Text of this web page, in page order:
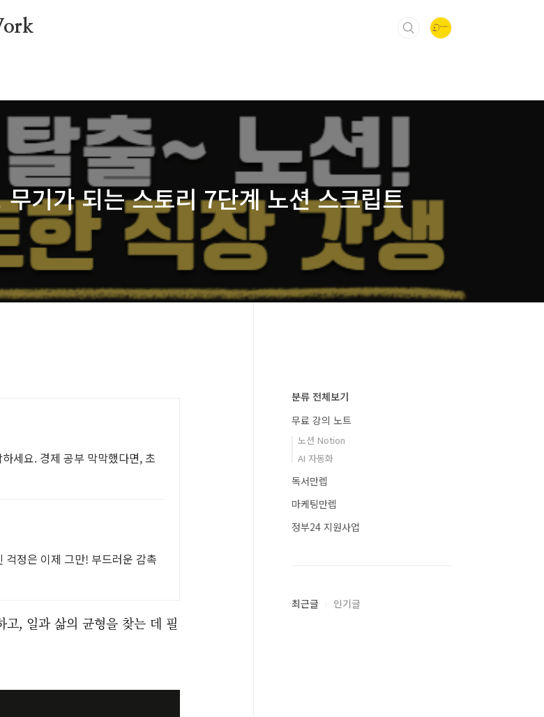
기가 되는 스토리 7단계 노션 스크립트
세요. 경제 공부 막막했다면, 초
정은 이제 그만! 부드러운 감촉
, 일과 삶의 균형을 찾는 데 필
분류 전체보기
무료 강의 노트
노션 Notion
AI 자동화
독서만렙
마케팅만렙
정부24 지원사업
최근글 인기글